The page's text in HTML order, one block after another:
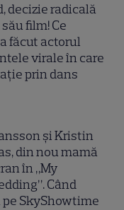
decizie radicală
film! Ce
făcut actorul
virale în care
prin dans
și Kristin
din nou mamă
în „My
Când
SkyShowtime